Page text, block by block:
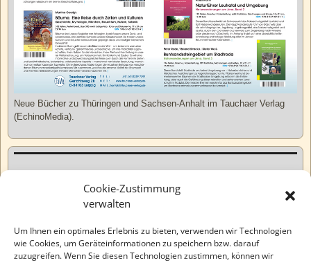
Cookie-Zustimmung
verwalten
Um Ihnen ein optimales Erlebnis zu bieten, verwenden wir Technologien
wie Cookies, um Geräteinformationen zu speichern bzw. darauf
zuzugreifen. Wenn Sie diesen Technologien zustimmen, können wir
Neue Bücher zu Thüringen und Sachsen-Anhalt im Tauchaer Verlag
(EchinoMedia).
Varia